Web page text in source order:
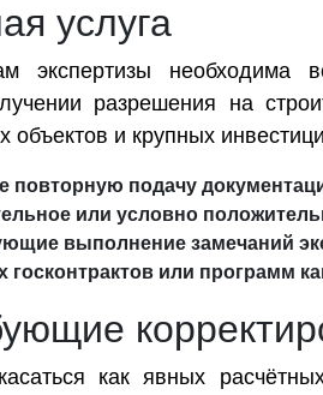
услуга
экспертизы необходима
разрешения на
и крупных
повторную подачу
или условно
выполнение замечаний
или программ
как явных